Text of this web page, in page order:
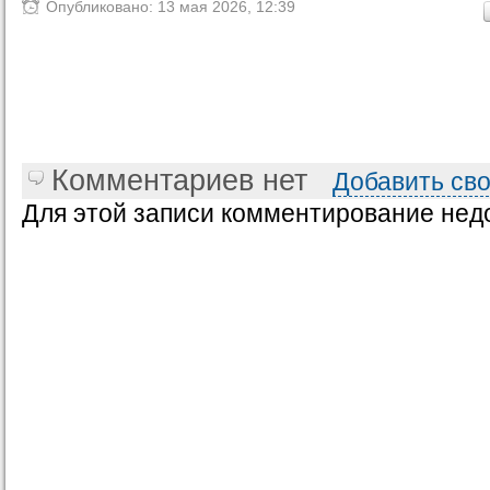
Опубликовано: 13 мая 2026, 12:39
Комментариев нет
Добавить
Для этой записи комментирование